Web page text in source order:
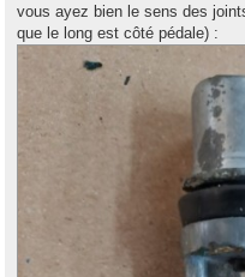
vous ayez bien le sens des
que le long est côté pédale) :